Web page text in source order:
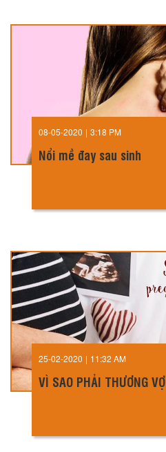
08-05-2020 | 3:18 PM
Nổi mề đay sau sinh
25-02-2020 | 11:32 AM
VÌ SAO PHẢI THƯƠNG VỢ